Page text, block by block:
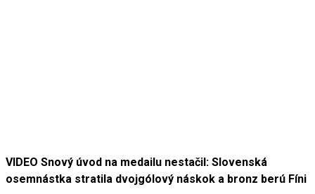
VIDEO Snový úvod na medailu nestačil: Slovenská
osemnástka stratila dvojgólový náskok a bronz berú Fíni